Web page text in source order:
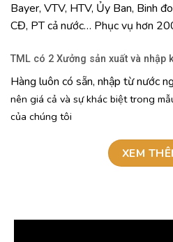
Bayer, VTV, HTV, Ủy Ban, Binh
CĐ, PT cả nước… Phục vụ hơn
TML có 2 Xưởng sản xuất và nhập
Hàng luôn có sẵn, nhập từ nước
nên giá cả và sự khác biệt trong
của chúng tôi
XEM